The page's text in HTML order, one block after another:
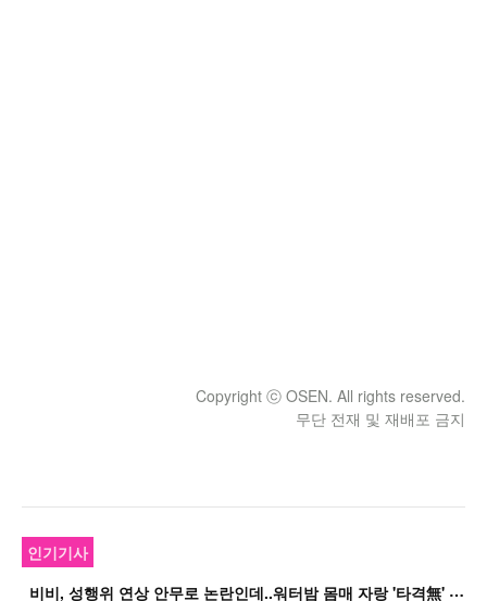
Copyright ⓒ OSEN. All rights reserved.
무단 전재 및 재배포 금지
인기기사
비
비, 성행위 연상 안무로 논란인데..워터밤 몸매 자랑 '타격無' 근황